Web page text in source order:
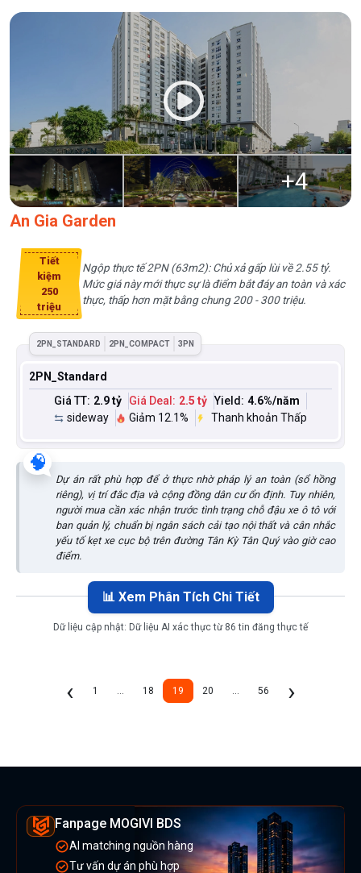
+4
An Gia Garden
Tiết
kiệm
250
triệu
Ngộp thực tế 2PN (63m2): Chủ xả gấp lùi về 2.55 tỷ.
Mức giá này mới thực sự là điểm bắt đáy an toàn và xác
thực, thấp hơn mặt bằng chung 200 - 300 triệu.
2PN_STANDARD 2PN_COMPACT 3PN
2PN_Standard
Giá TT: 2.9 tỷ Giá Deal: 2.5 tỷ Yield: 4.6%/năm
sideway
Giảm 12.1% Thanh khoản Thấp
🧠
Dự án rất phù hợp để ở thực nhờ pháp lý an toàn (sổ hồng
riêng), vị trí đắc địa và cộng đồng dân cư ổn định. Tuy nhiên,
người mua cần xác nhận trước tình trạng chỗ đậu xe ô tô với
ban quản lý, chuẩn bị ngân sách cải tạo nội thất và cân nhắc
yếu tố kẹt xe cục bộ trên đường Tân Kỳ Tân Quý vào giờ cao
điểm.
📊 Xem Phân Tích Chi Tiết
Dữ liệu cập nhật: Dữ liệu AI xác thực từ 86 tin đăng thực tế
‹Previous
1 ... 18 19(current)
20 ... 56 ›
Fanpage MOGIVI BDS
AI matching nguồn hàng
Tư vấn dự án phù hợp